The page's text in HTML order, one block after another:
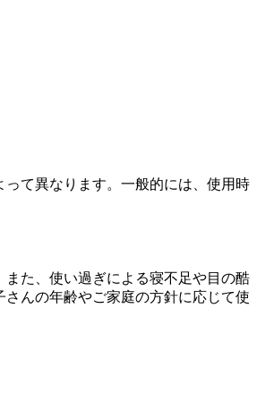
て異なります。一般的には、使用時
た、使い過ぎによる寝不足や目の酷
んの年齢やご家庭の方針に応じて使